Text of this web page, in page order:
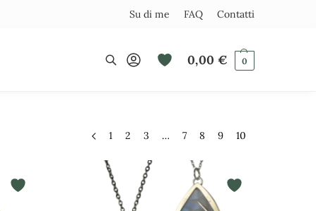
Su di me FAQ Contatti
0,00 € 0
1 2 3 … 7 8 9 10